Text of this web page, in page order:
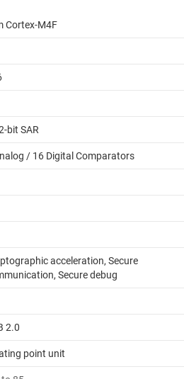
Cortex-M4F
bit SAR
/ 16 Digital Comparators
acceleration, Secure
Secure debug
2.0
point unit